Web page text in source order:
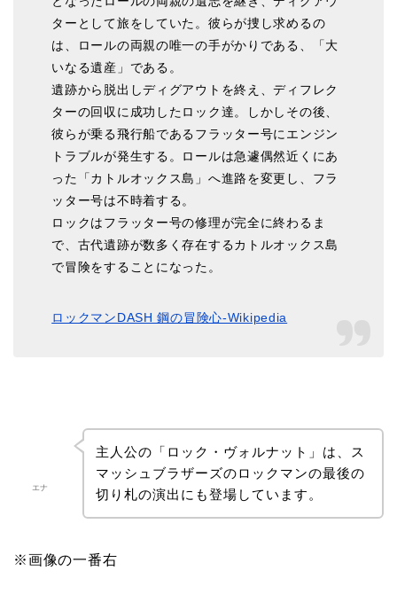
ターとして旅をしていた。彼らが捜し求めるの
は、ロールの両親の唯一の手がかりである、「大
いなる遺産」である。
遺跡から脱出しディグアウトを終え、ディフレク
ターの回収に成功したロック達。しかしその後、
彼らが乗る飛行船であるフラッター号にエンジン
トラブルが発生する。ロールは急遽偶然近くにあ
った「カトルオックス島」へ進路を変更し、フラ
ッター号は不時着する。
ロックはフラッター号の修理が完全に終わるま
で、古代遺跡が数多く存在するカトルオックス島
で冒険をすることになった。
ロックマンDASH 鋼の冒険心-Wikipedia
エナ
主人公の「ロック・ヴォルナット」は、ス
マッシュブラザーズのロックマンの最後の
切り札の演出にも登場しています。
※画像の一番右